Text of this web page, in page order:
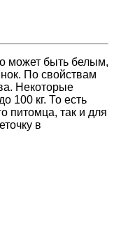
может быть белым,
По свойствам
. Некоторые
100 кг. То есть
питомца, так и для
в